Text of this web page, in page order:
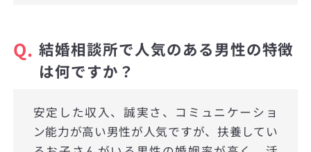
Q. 結婚相談所で人気のある男性の特徴
は何ですか？
安定した収入、誠実さ、コミュニケーショ
ン能力が高い男性が人気ですが、扶養してい